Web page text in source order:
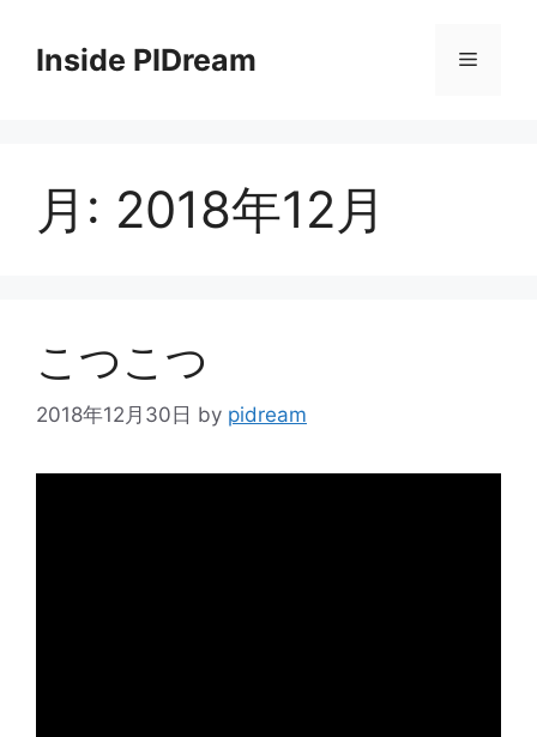
Inside PIDream メ
月: 2018年12月
こつこつ
2018年12月30日 by pidream